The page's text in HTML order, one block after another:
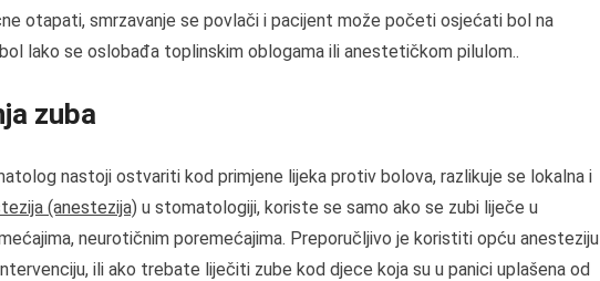
otapati, smrzavanje se povlači i pacijent može početi osjećati bol na
lako se oslobađa toplinskim oblogama ili anestetičkom pilulom..
zuba
nastoji ostvariti kod primjene lijeka protiv bolova, razlikuje se lokalna i
(anestezija) u stomatologiji, koriste se samo ako se zubi liječe u
neurotičnim poremećajima. Preporučljivo je koristiti opću anesteziju
ili ako trebate liječiti zube kod djece koja su u panici uplašena od